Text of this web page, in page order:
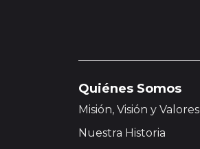
Quiénes Somos
Misión, Visión y Valores
Nuestra Historia